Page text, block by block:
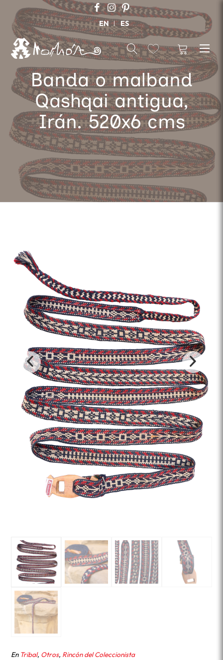
EN ES
Banda o malband
Qashqai antigua,
Irán. 520x6 cms
En Tribal, Otros, Rincón del Coleccionista